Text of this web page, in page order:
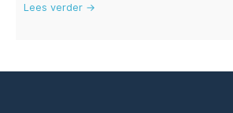
Lees verder →